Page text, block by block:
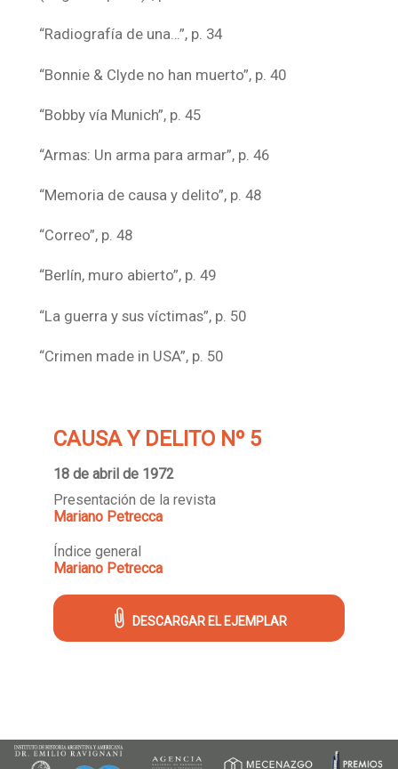
“Radiografía de una…”, p. 34
“Bonnie & Clyde no han muerto”, p. 40
“Bobby vía Munich”, p. 45
“Armas: Un arma para armar”, p. 46
“Memoria de causa y delito”, p. 48
“Correo”, p. 48
“Berlín, muro abierto”, p. 49
“La guerra y sus víctimas”, p. 50
“Crimen made in USA”, p. 50
CAUSA Y DELITO Nº 5
18 de abril de 1972
Presentación de la revista
Mariano Petrecca
Índice general
Mariano Petrecca
DESCARGAR EL EJEMPLAR